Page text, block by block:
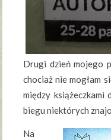
Drugi dzień mojego
chociaż nie mogłam
między książeczkami
biegu niektórych
Na